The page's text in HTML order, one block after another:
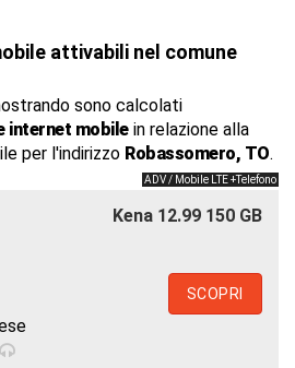
attivabili nel comune
sono calcolati
internet mobilein relazione alla
per l'indirizzo Robassomero, TO.
ADV / Mobile LTE +Telefono
Kena 12.99 150 GB
SCOPRI